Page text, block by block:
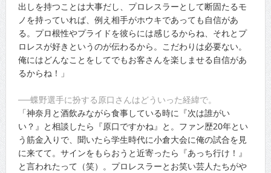
出しを持つことは大事だし、プロレスラーとして断固たるモ
ノを持っていれば、例え相手がホウキであっても自信があ
る。プロ根性やプライドを彼らには感じるからね、それとプ
ロレスが好きというのが伝わるから。こだわりは必要ない。
俺にはどんなことをしてでもお客さんを楽しませる自信があ
るからね！」
──蝶野選手に扮する原口さんはどういった経緯で。
「神奈月と酒飲みながら食事している時に『次は誰がい
い？』と相談したら『原口ですかね』と。ファン歴20年とい
う筋金入りで、聞いたら学生時代に小倉大会に俺の試合を見
に来てて。サインをもらおうと近寄ったら『あっち行け！』
と言われたって（笑）。プロレスラーとお笑い芸人たちがや